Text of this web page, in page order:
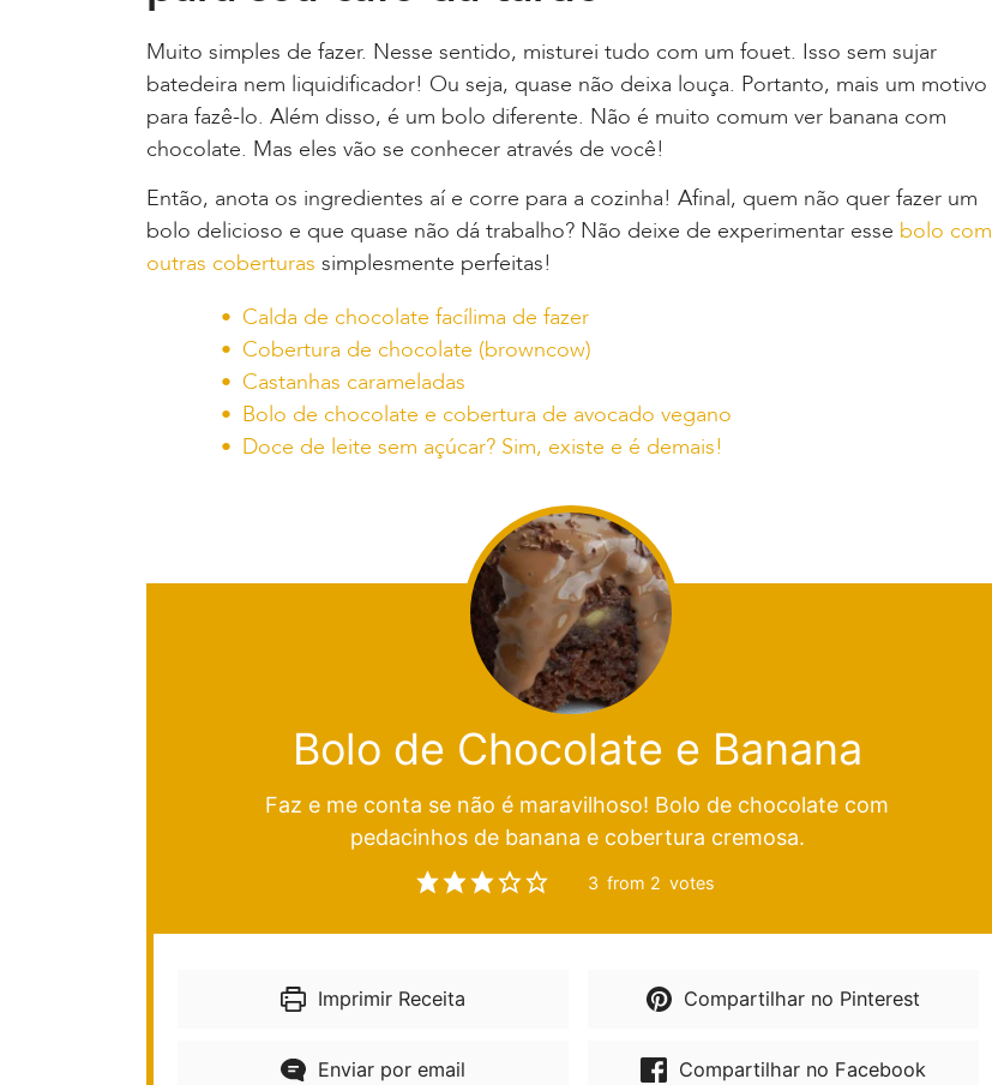
Muito simples de fazer. Nesse sentido, misturei tudo com um fouet. Isso sem sujar
batedeira nem liquidificador! Ou seja, quase não deixa louça. Portanto, mais um motivo
para fazê-lo. Além disso, é um bolo diferente. Não é muito comum ver banana com
chocolate. Mas eles vão se conhecer através de você!
Então, anota os ingredientes aí e corre para a cozinha! Afinal, quem não quer fazer um
bolo delicioso e que quase não dá trabalho? Não deixe de experimentar esse bolo com
outras coberturas simplesmente perfeitas!
Calda de chocolate facílima de fazer
Cobertura de chocolate (browncow)
Castanhas carameladas
Bolo de chocolate e cobertura de avocado vegano
Doce de leite sem açúcar? Sim, existe e é demais!
Bolo de Chocolate e Banana
Faz e me conta se não é maravilhoso! Bolo de chocolate com
pedacinhos de banana e cobertura cremosa.
3 from 2 votes
Imprimir Receita Compartilhar no Pinterest
Enviar por email Compartilhar no Facebook